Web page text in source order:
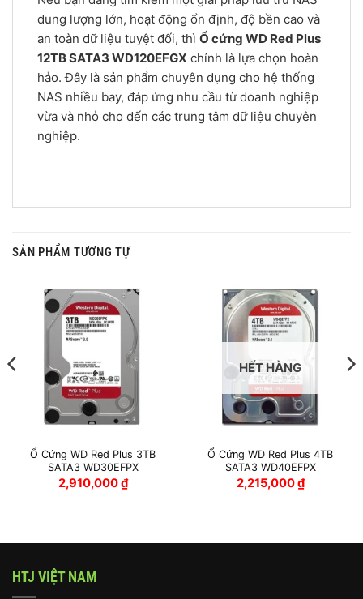
dung lượng lớn, hoạt động ổn định, độ bền cao và
an toàn dữ liệu tuyệt đối, thì Ổ cứng WD Red Plus
12TB SATA3 WD120EFGX chính là lựa chọn hoàn
hảo. Đây là sản phẩm chuyên dụng cho hệ thống
NAS nhiều bay, đáp ứng nhu cầu từ doanh nghiệp
vừa và nhỏ cho đến các trung tâm dữ liệu chuyên
nghiệp.
SẢN PHẨM TƯƠNG TỰ
Ổ Cứng WD Red Plus 3TB
SATA3 WD30EFPX
2,910,000₫
HẾT HÀNG
Ổ Cứng WD Red Plus 4TB
SATA3 WD40EFPX
2,215,000₫
HTJ VIỆT NAM